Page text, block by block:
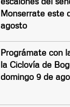
Monserrate este
agosto
Prográmate con
la Ciclovía de
domingo 9 de